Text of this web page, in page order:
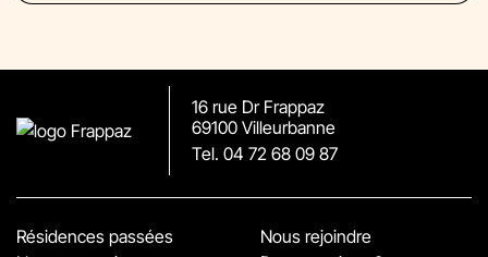
16 rue Dr Frappaz
69100 Villeurbanne
Tel. 04 72 68 09 87
Résidences passées
Nous rejoindre